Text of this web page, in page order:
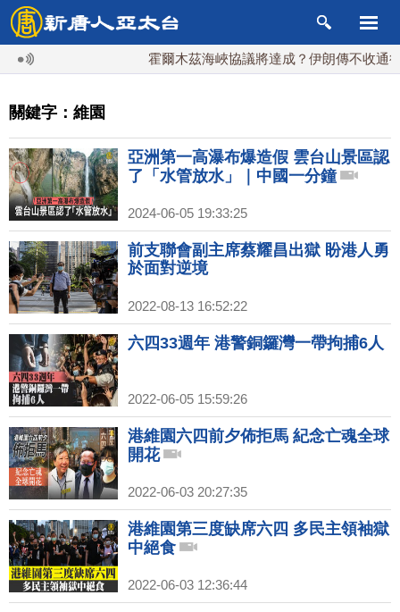
霍爾木茲海峽協議將達成？伊朗傳不收通行費
關鍵字：維園
亞洲第一高瀑布爆造假 雲台山景區認
了「水管放水」｜中國一分鐘
2024-06-05 19:33:25
前支聯會副主席蔡耀昌出獄 盼港人勇
於面對逆境
2022-08-13 16:52:22
六四33週年 港警銅鑼灣一帶拘捕6人
2022-06-05 15:59:26
港維園六四前夕佈拒馬 紀念亡魂全球
開花
2022-06-03 20:27:35
港維園第三度缺席六四 多民主領袖獄
中絕食
2022-06-03 12:36:44